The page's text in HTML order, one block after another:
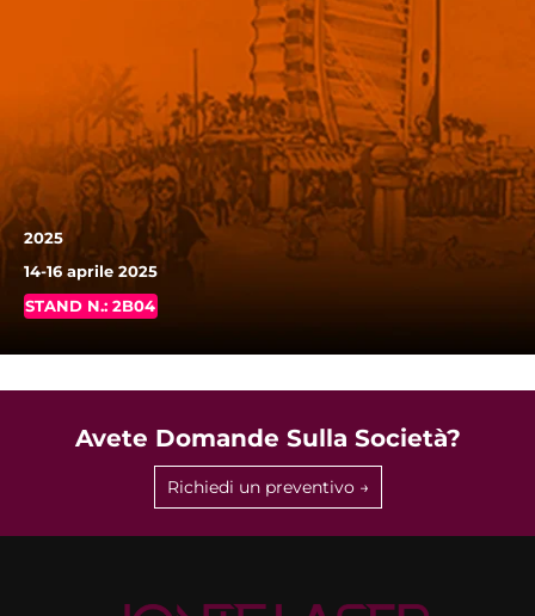
2025
14-16 aprile 2025
STAND N.: 2B04
Avete Domande Sulla Società?
Richiedi un preventivo →